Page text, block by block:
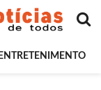
ENTRETENIMENTO